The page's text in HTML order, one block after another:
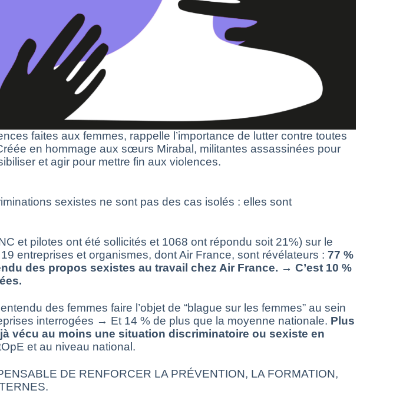
faites aux femmes, rappelle l’importance de lutter contre toutes
en hommage aux sœurs Mirabal, militantes assassinées pour
et agir pour mettre fin aux violences.
sexistes ne sont pas des cas isolés : elles sont
et pilotes ont été sollicités et 1068 ont répondu soit 21%) sur le
entreprises et organismes, dont Air France, sont révélateurs : 77 %
des propos sexistes au travail chez Air France. → C’est 10 %
des femmes faire l’objet de “blague sur les femmes” au sein
interrogées → Et 14 % de plus que la moyenne nationale. Plus
vécu au moins une situation discriminatoire ou sexiste en
et au niveau national.
DE RENFORCER LA PRÉVENTION, LA FORMATION,